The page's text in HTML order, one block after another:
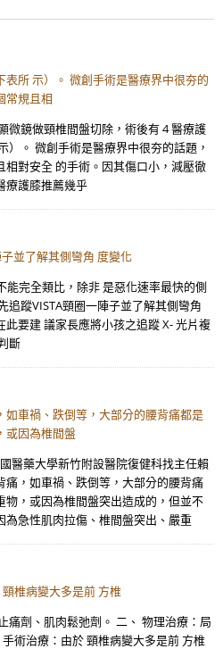
所 示）。 微創手術是醫療界中很夯的
常規且相
微鏡做頸椎間盤切除，術後有 4 醫療護
）。 微創手術是醫療界中很夯的話題，
對安全 的手術。因其傷口小，減壓徹
療護膝推薦幾乎
並了解其側彎角 度變化
能完全類比，除非 是惡化速率最快的側
追蹤VISTA頸圈一陣子並了解其側彎角
要建 議家長應將小孩之追蹤 X- 光片複
斷
車禍、跌倒等，大部分的腰背痛都是
或因為椎間盤
醫藥大學新竹附設醫院復健科找主任賴
痛，如車禍、跌倒等，大部分的腰背痛
，或因為椎間盤突出造成的，但並不
急性肌肉拉傷、椎間盤突出、嚴重
椎病變大多是前 方椎
痛劑、肌肉鬆弛劑。 二、 物理治療：局
術治療：由於 頸椎病變大多是前 方椎